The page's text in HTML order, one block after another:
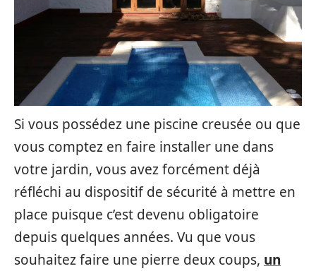
Si vous possédez une piscine creusée ou que
vous comptez en faire installer une dans
votre jardin, vous avez forcément déjà
réfléchi au dispositif de sécurité à mettre en
place puisque c’est devenu obligatoire
depuis quelques années. Vu que vous
souhaitez faire une pierre deux coups, un